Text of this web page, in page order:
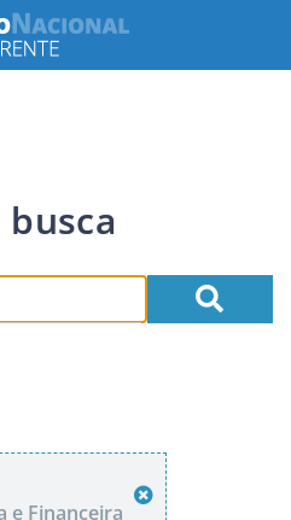
e Financeira